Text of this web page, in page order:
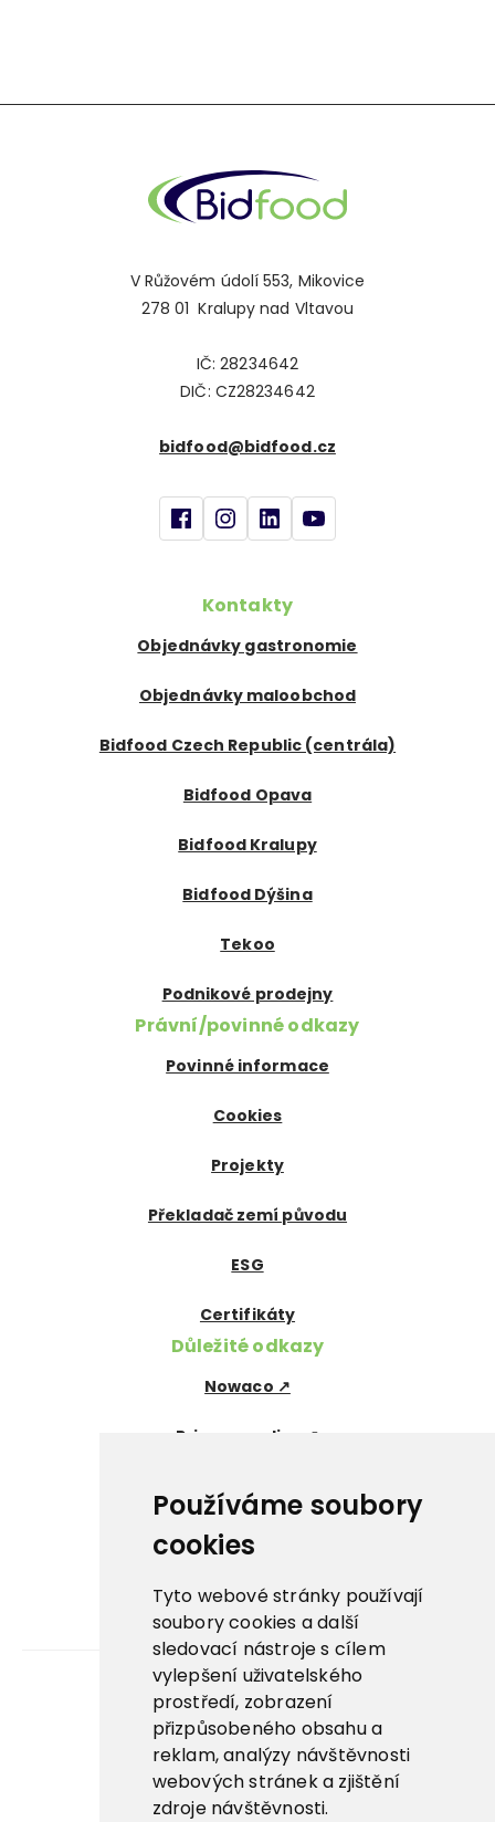
Používáme soubory
cookies
Tyto webové stránky používají
soubory cookies a další
sledovací nástroje s cílem
vylepšení uživatelského
prostředí, zobrazení
přizpůsobeného obsahu a
reklam, analýzy návštěvnosti
webových stránek a zjištění
zdroje návštěvnosti.
V Růžovém údolí 553, Mikovice
278 01 Kralupy nad Vltavou
IČ: 28234642
DIČ: CZ28234642
bidfood@bidfood.cz
Kontakty
Objednávky gastronomie
Objednávky maloobchod
Bidfood Czech Republic (centrála)
Bidfood Opava
Bidfood Kralupy
Bidfood Dýšina
Tekoo
Podnikové prodejny
Právní/povinné odkazy
Povinné informace
Cookies
Projekty
Překladač zemí původu
ESG
Certifikáty
Důležité odkazy
Nowaco ↗
Prima zmrzlina ↗
La Panna ↗
Nowaco market ↗
Banquet sous-vide ↗
Kariéra
Aplikace
E-shop